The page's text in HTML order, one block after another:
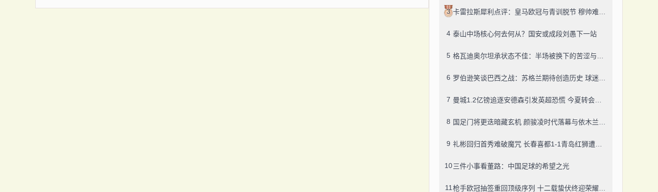
3
4 泰山中场核心何去何从？国安或成段刘愚下一站
5
6
7
8
9
10三件小事看董路：中国足球的希望之光
11